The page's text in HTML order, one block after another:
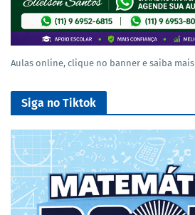
Aulas online, clique no banner e saiba mais
Siga no Tiktok